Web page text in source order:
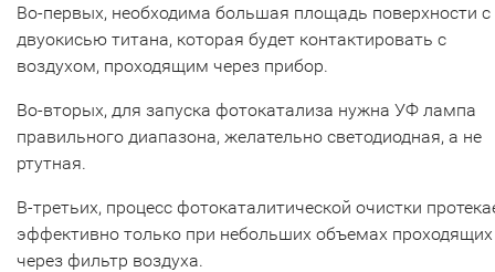
Во-первых, необходима большая площадь поверхности с
двуокисью титана, которая будет контактировать с
воздухом, проходящим через прибор.
Во-вторых, для запуска фотокатализа нужна УФ лампа
правильного диапазона, желательно светодиодная, а не
ртутная.
В-третьих, процесс фотокаталитической очистки
эффективно только при небольших объемах проходящих
через фильтр воздуха.